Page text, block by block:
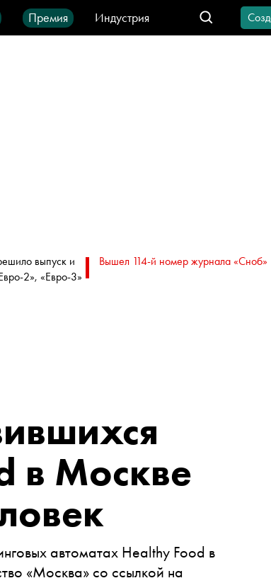
Премия
Индустрия
IT-продукты
выпуск и
2», «Евро-3»
Вышел 114-й номер журнала «Сноб»
в Москве
автоматах Healthy Food в
«Москва» со ссылкой на